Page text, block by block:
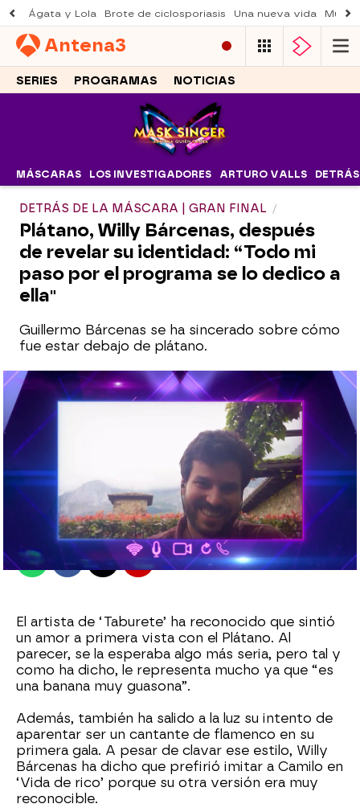
Ágata y Lola Brote de ciclosporiasis Una nueva vida
Antena3
SERIES PROGRAMAS NOTICIAS
MÁSCARAS LOS INVESTIGADORES ARTURO VALLS
DETRÁS DE LA MÁSCARA | GRAN FINAL
Plátano, Willy Bárcenas, después
de revelar su identidad: “Todo mi
paso por el programa se lo dedico a
ella"
Guillermo Bárcenas se ha sincerado sobre cómo
fue estar debajo de plátano.
antena3.com
Madrid
Publicado:30 de julio de 2021, 02:31
WhatsappFacebook
X Flipboard
El artista de ‘Taburete’ ha reconocido que sintió
un amor a primera vista con el Plátano. Al
parecer, se la esperaba algo más seria, pero tal y
como ha dicho, le representa mucho ya que “es
una banana muy guasona”.
Además, también ha salido a la luz su intento de
aparentar ser un cantante de flamenco en su
primera gala. A pesar de clavar ese estilo, Willy
Bárcenas ha dicho que prefirió imitar a Camilo en
‘Vida de rico’ porque su otra versión era muy
reconocible.